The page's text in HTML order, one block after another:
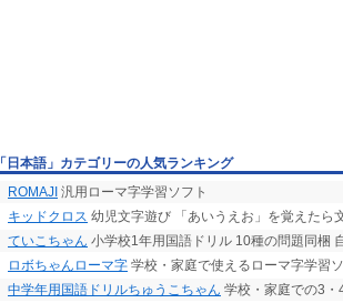
「日本語」カテゴリーの人気ランキング
ROMAJI 汎用ローマ字学習ソフト
キッドクロス 幼児文字遊び 「あいうえお」を覚えたら
ていこちゃん 小学校1年用国語ドリル 10種の問題同梱
ロボちゃんローマ字 学校・家庭で使えるローマ字学習
中学年用国語ドリルちゅうこちゃん 学校・家庭での3・